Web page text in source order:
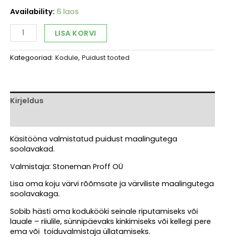
Availability: 6 laos
Maalingutega
puidust
soolavakk
kogus
LISA KORVI
Alternative:
Kategooriad: Kodule, Puidust tooted
Kirjeldus
Käsitööna valmistatud puidust maalingutega
soolavakad.
Valmistaja: Stoneman Proff OÜ
Lisa oma koju värvi rõõmsate ja värviliste maalingutega
soolavakaga.
Sobib hästi oma kodukööki seinale riputamiseks või
lauale – riiulile, sünnipäevaks kinkimiseks või kellegi pere
ema või toiduvalmistaja üllatamiseks.